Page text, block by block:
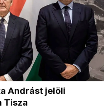
Andrást jelöli
Tisza